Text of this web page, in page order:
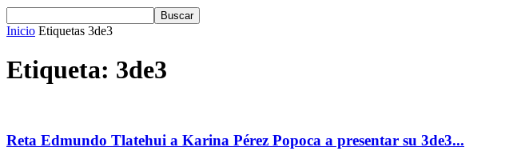
Inicio Etiquetas 3de3
Etiqueta: 3de3
Reta Edmundo Tlatehui a Karina Pérez Popoca a presentar su 3de3...